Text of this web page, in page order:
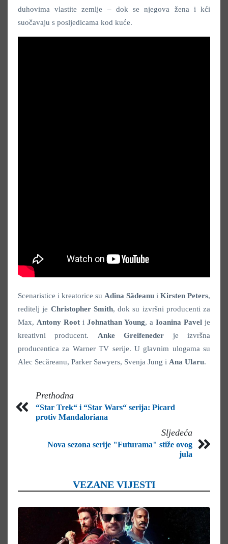
duhovima vlastite zemlje – dok se njegova žena i kći
suočavaju s posljedicama kod kuće.
Scenaristice i kreatorice su Adina Sădeanu i Kirsten Peters,
reditelj je Christopher Smith, dok su izvršni producenti za
Max, Antony Root i Johnathan Young, a Ioanina Pavel je
kreativni producent. Anke Greifeneder je izvršna
producentica za Warner TV serije. U glavnim ulogama su
Alec Secăreanu, Parker Sawyers, Svenja Jung i Ana Ularu.
Prethodna
“Star Trek“ i “Star Wars“ serija: Picard
protiv Mandaloriana
Sljedeća
Nova sezona serije "Futurama" stiže ovog
jula
VEZANE VIJESTI